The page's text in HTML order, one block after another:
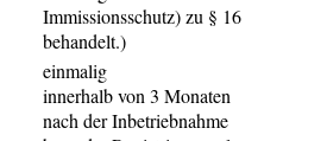
Immissionsschutz) zu § 16
behandelt.)
einmalig
innerhalb von 3 Monaten
nach der Inbetriebnahme